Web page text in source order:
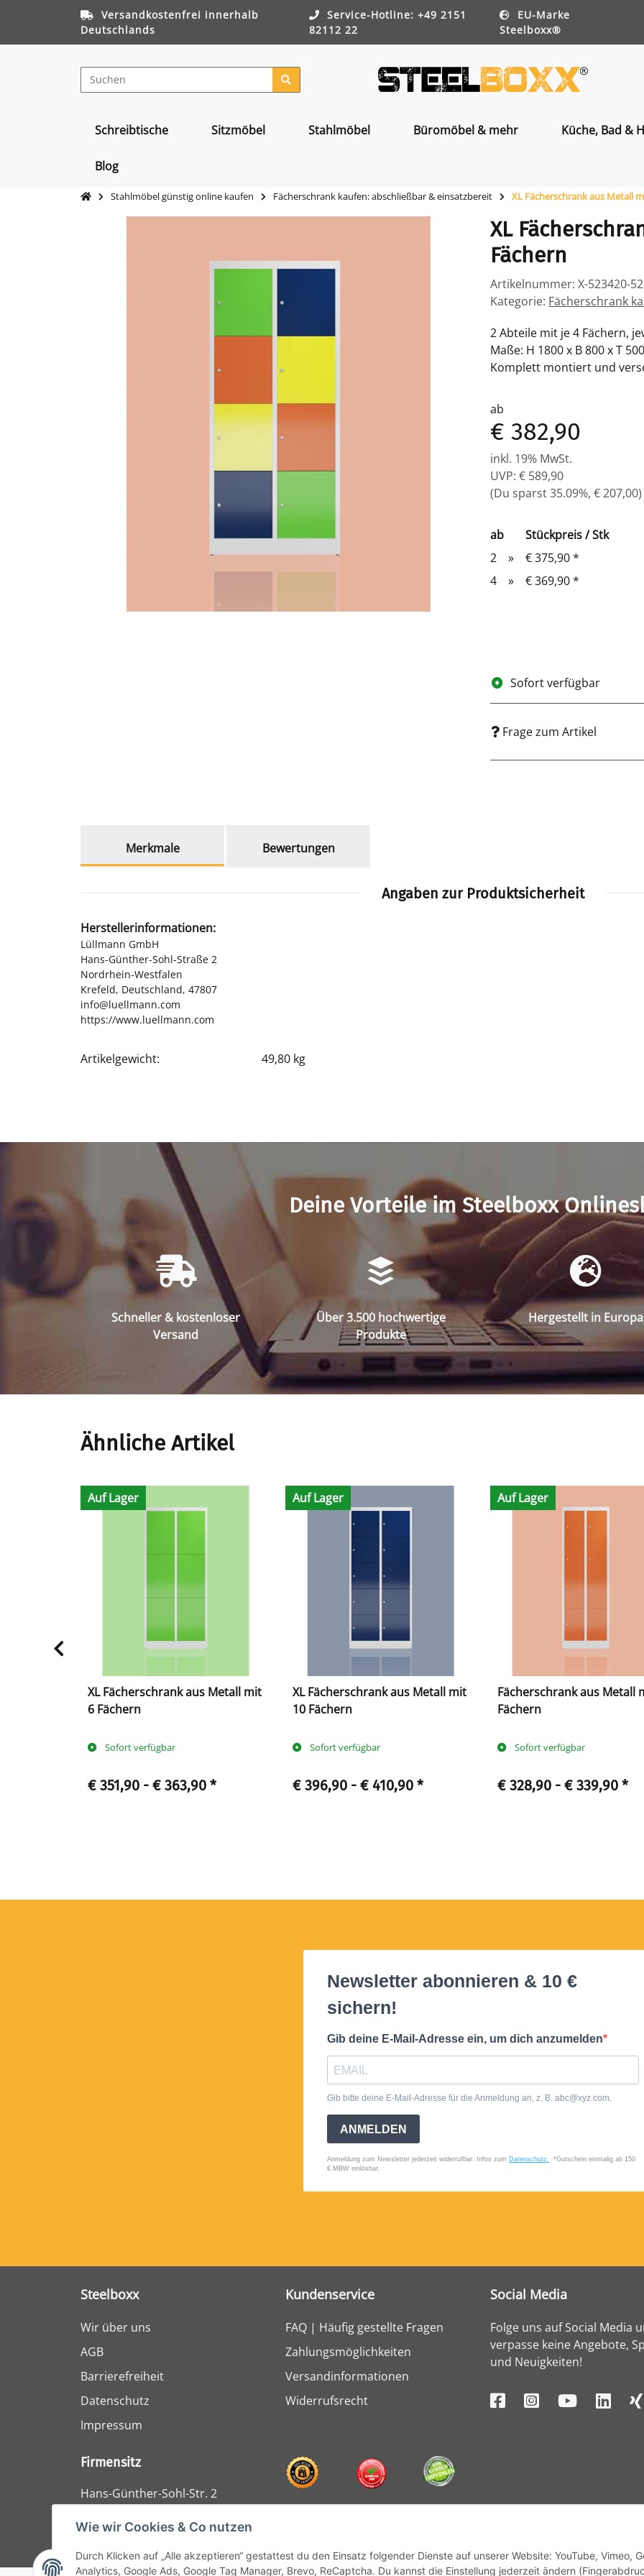
Wie wir Cookies & Co nutzen
Durch Klicken auf „Alle akzeptieren“ gestattest du den Einsatz folgender Dienste auf unserer Website: YouTube, Vimeo,
Analytics, Google Ads, Google Tag Manager, Brevo, ReCaptcha. Du kannst die Einstellung jederzeit ändern
Versandkostenfrei innerhalb
Deutschlands
Service-Hotline: +49 2151
82112 22
EU-Marke
Steelboxx®
Schreibtische Sitzmöbel Stahlmöbel Büromöbel & mehr Küche, Bad &
Blog
Stahlmöbel günstig online kaufen Fächerschrank kaufen: abschließbar & einsatzbereit XL Fächerschrank aus Metall
XL
Fächern
Artikelnummer: X-523420-
Kategorie: Fächerschrank
2 Abteile mit je 4 Fächern,
Maße: H 1800 x B 800 x T
Komplett montiert und
ab
€ 382,90
inkl. 19% MwSt.
UVP: € 589,90
(Du sparst35.09%, € 207,00)
ab
Stückpreis / Stk
2
» € 375,90*
4
» € 369,90*
Sofort verfügbar
Frage zum Artikel
Merkmale
Bewertungen
Angaben zur Produktsicherheit
Herstellerinformationen:
Lüllmann GmbH
Hans-Günther-Sohl-Straße 2
Nordrhein-Westfalen
Krefeld, Deutschland, 47807
info@luellmann.com
https://www.luellmann.com
Produkteigenschaft
Wert
Artikelgewicht: 49,80 kg
Deine Vorteile im Steelboxx
Schneller & kostenloser
Versand
Über 3.500 hochwertige
Produkte
Hergestellt in Europa
Ähnliche Artikel
Auf Lager
XL Fächerschrank aus Metall mit
6 Fächern
Sofort verfügbar
€ 351,90 - € 363,90 *
Auf Lager
XL Fächerschrank aus Metall mit
10 Fächern
Sofort verfügbar
€ 396,90 - € 410,90 *
Auf Lager
Fächerschrank aus Metall
Fächern
Sofort verfügbar
€ 328,90 - € 339,90 *
Steelboxx
Wir über uns
AGB
Barrierefreiheit
Datenschutz
Impressum
Kundenservice
FAQ | Häufig gestellte Fragen
Zahlungsmöglichkeiten
Versandinformationen
Widerrufsrecht
Social Media
Folge uns auf Social Media
verpasse keine Angebote,
und Neuigkeiten!
Firmensitz
Hans-Günther-Sohl-Str. 2